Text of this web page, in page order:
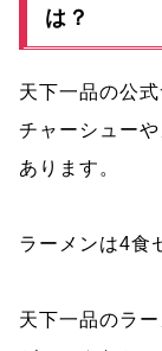
は？
天下一品の公
チャーシュー
あります。
ラーメンは4食
天下一品のラ